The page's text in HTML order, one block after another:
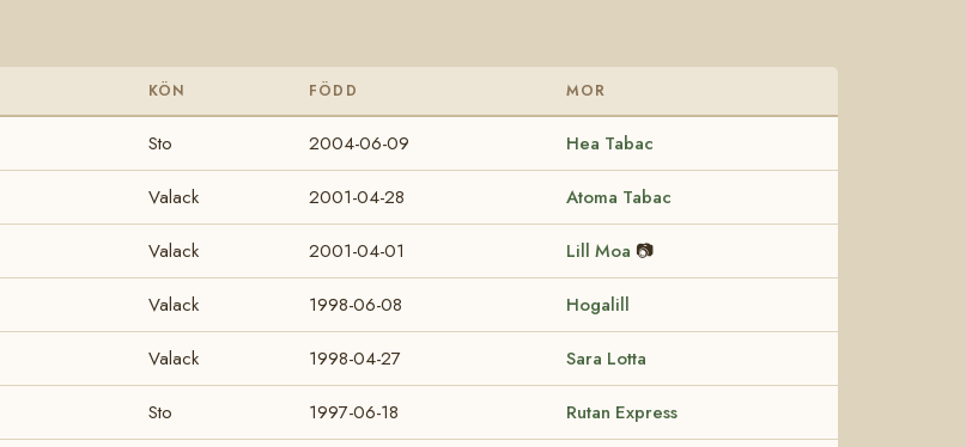
KÖN FÖDD MOR
Sto 2004-06-09 Hea Tabac
Valack 2001-04-28 Atoma Tabac
Valack 2001-04-01 Lill Moa 📷
Valack 1998-06-08 Hogalill
Valack 1998-04-27 Sara Lotta
Sto 1997-06-18 Rutan Express